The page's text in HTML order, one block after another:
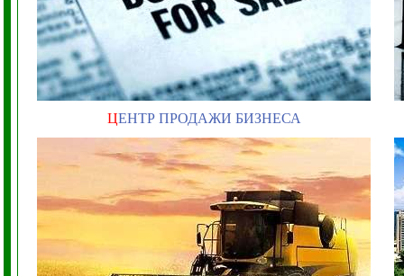
ЦЕНТР ПРОДАЖИ БИЗНЕСА